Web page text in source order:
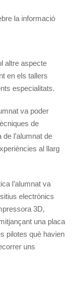
la informació
altre aspecte
en els tallers
especialitats.
va poder
de
l’alumnat de
al llarg
l’alumnat va
electrònics
3D,
una placa
pilotes què havien
uns